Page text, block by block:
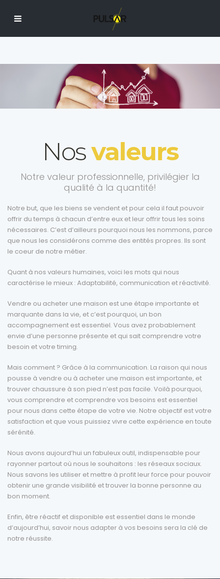
Nosvaleurs
Notre valeur professionnelle, privilégier la
qualité à la quantité!
Notre but, que les biens se vendent et pour cela il faut pouvoir
offrir du temps à chacun d’entre eux et leur offrir tous les soins
nécessaires. C’est d’ailleurs pourquoi nous les nommons, parce
que nous les considérons comme des entités propres. Ils sont
le coeur de notre métier.
Quant à nos valeurs humaines, voici les mots qui nous
caractérise le mieux : Adaptabilité, communication et réactivité.
Vendre ou acheter une maison est une étape importante et
marquante dans la vie, et c’est pourquoi, un bon
accompagnement est essentiel. Vous avez probablement
envie d’une personne présente et qui sait comprendre votre
besoin et votre timing.
Mais comment ? Grâce à la communication. La raison qui nous
pousse à vendre ou à acheter une maison est importante, et
trouver chaussure à son pied n’est pas facile. Voilà pourquoi,
vous comprendre et comprendre vos besoins est essentiel
pour nous dans cette étape de votre vie. Notre objectif est votre
satisfaction et que vous puissiez vivre cette expérience en toute
sérénité.
Nous avons aujourd’hui un fabuleux outil, indispensable pour
rayonner partout où nous le souhaitons : les réseaux sociaux.
Nous savons les utiliser et mettre à profit leur force pour pouvoir
obtenir une grande visibilité et trouver la bonne personne au
bon moment.
Enfin, être réactif et disponible est essentiel dans le monde
d’aujourd’hui, savoir nous adapter à vos besoins sera la clé de
notre réussite.